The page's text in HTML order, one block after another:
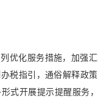
优化服务措施，加强
税指引，通俗解释政
式开展提示提醒服务